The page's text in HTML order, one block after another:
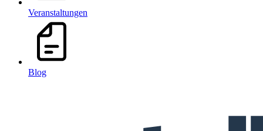
Veranstaltungen
Blog